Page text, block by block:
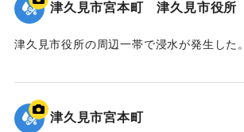
津久見市宮本町 津久見市役所
津久見市役所の周辺一帯で浸水が発生した。
｜固有コード:01204090
津久見市宮本町